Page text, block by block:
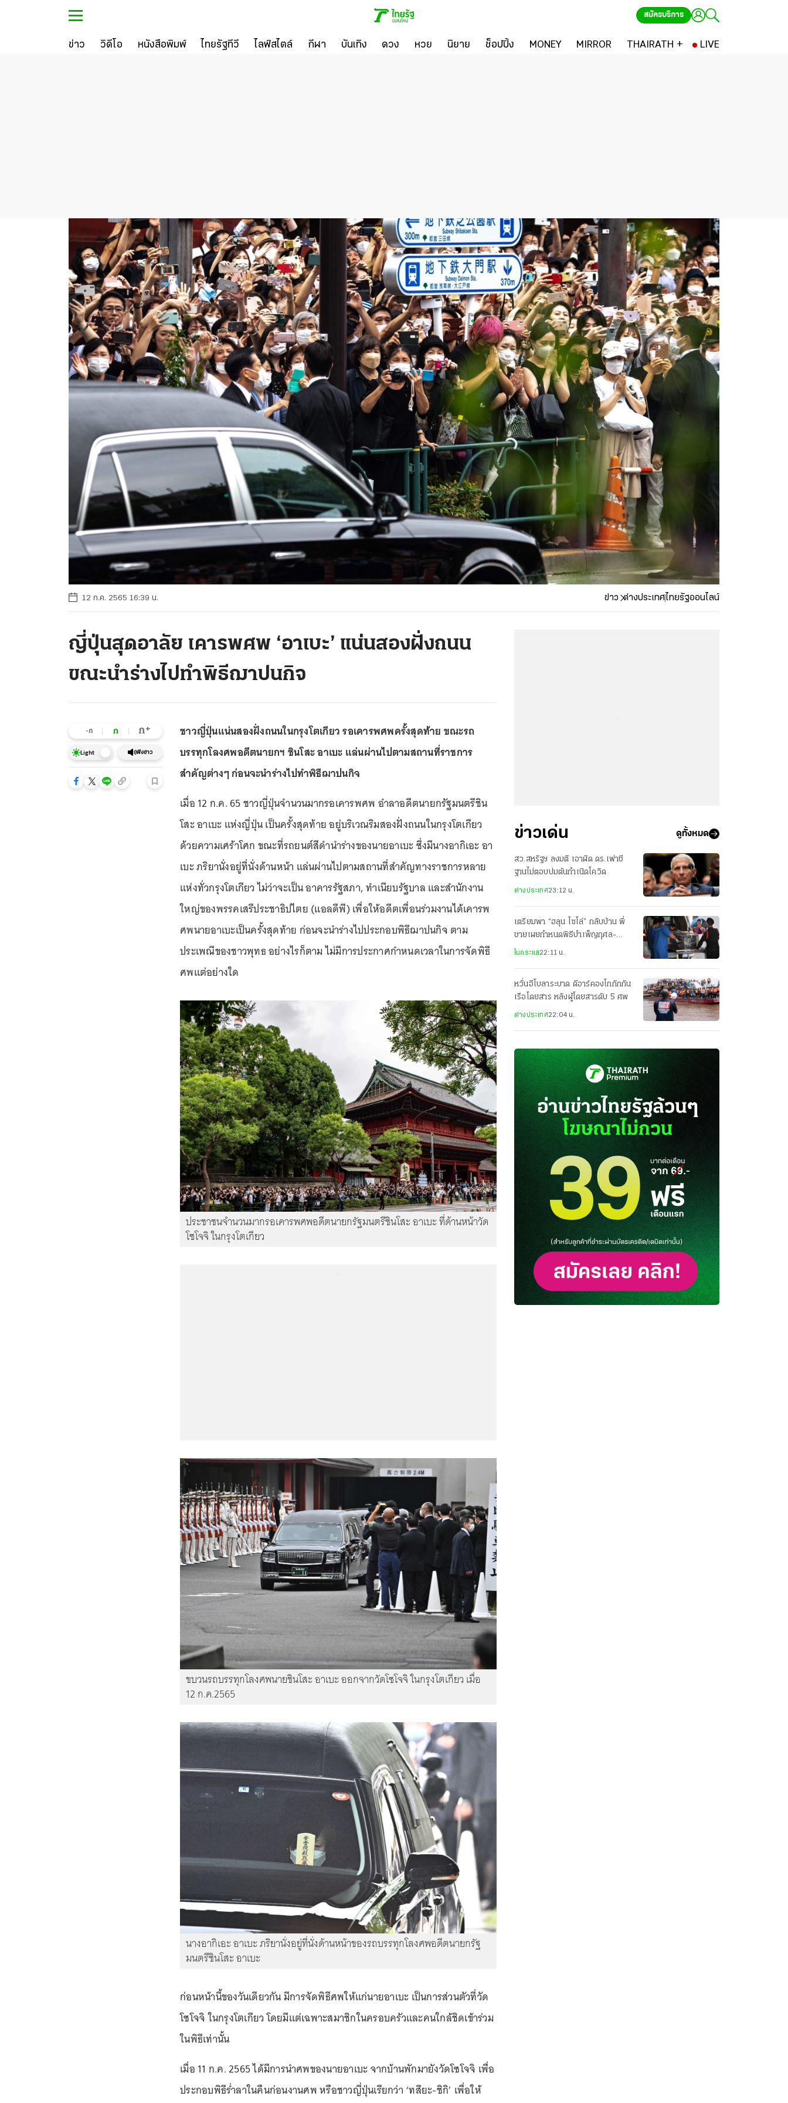
สมัครบริการ
ข่าว วิดีโอ หนังสือพิมพ์ ไทยรัฐทีวี ไลฟ์สไตล์ กีฬา บันเทิง ดวง หวย นิยาย ช็อปปิ้ง MONEY MIRROR THAIRATH + LIVE
12 ก.ค. 2565 16:39 น. ข่าว ต่างประเทศไทยรัฐออนไลน์
ญี่ปุ่นสุดอาลัย เคารพศพ ‘อาเบะ’ แน่นสองฝั่งถนน
ขณะนำร่างไปทำพิธีฌาปนกิจ
-ก ก ก+
Light ฟังข่าว
ชาวญี่ปุ่นแน่นสองฝั่งถนนในกรุงโตเกียว รอเคารพศพครั้งสุดท้าย ขณะรถ
บรรทุกโลงศพอดีตนายกฯ ชินโสะ อาเบะ แล่นผ่านไปตามสถานที่ราชการ
สำคัญต่างๆ ก่อนจะนำร่างไปทำพิธีฌาปนกิจ
เมื่อ 12 ก.ค. 65 ชาวญี่ปุ่นจำนวนมากรอเคารพศพ อำลาอดีตนายกรัฐมนตรีชิน
โสะ อาเบะ แห่งญี่ปุ่น เป็นครั้งสุดท้าย อยู่บริเวณริมสองฝั่งถนนในกรุงโตเกียว
ด้วยความเศร้าโศก ขณะที่รถยนต์สีดำนำร่างของนายอาเบะ ซึ่งมีนางอากิเอะ อา
เบะ ภริยานั่งอยู่ที่นั่งด้านหน้า แล่นผ่านไปตามสถานที่สำคัญทางราชการหลาย
แห่งทั่วกรุงโตเกียว ไม่ว่าจะเป็น อาคารรัฐสภา, ทำเนียบรัฐบาล และสำนักงาน
ใหญ่ของพรรคเสรีประชาธิปไตย (แอลดีพี) เพื่อให้อดีตเพื่อนร่วมงานได้เคารพ
ศพนายอาเบะเป็นครั้งสุดท้าย ก่อนจะนำร่างไปประกอบพิธีฌาปนกิจ ตาม
ประเพณีของชาวพุทธ อย่างไรก็ตาม ไม่มีการประกาศกำหนดเวลาในการจัดพิธี
ศพแต่อย่างใด
ประชาชนจำนวนมากรอเคารพศพอดีตนายกรัฐมนตรีชินโสะ อาเบะ ที่ด้านหน้าวัด
โซโจจิ ในกรุงโตเกียว
ขบวนรถบรรทุกโลงศพนายชินโสะ อาเบะ ออกจากวัดโซโจจิ ในกรุงโตเกียว เมื่อ
12 ก.ค.2565
นางอากิเอะ อาเบะ ภริยานั่งอยู่ที่นั่งด้านหน้าของรถบรรทุกโลงศพอดีตนายกรัฐ
มนตรีชินโสะ อาเบะ
ก่อนหน้านี้ของวันเดียวกัน มีการจัดพิธีศพให้แก่นายอาเบะ เป็นการส่วนตัวที่วัด
โซโจจิ ในกรุงโตเกียว โดยมีแต่เฉพาะสมาชิกในครอบครัวและคนใกล้ชิดเข้าร่วม
ในพิธีเท่านั้น
เมื่อ 11 ก.ค. 2565 ได้มีการนำศพของนายอาเบะ จากบ้านพักมายังวัดโซโจจิ เพื่อ
ประกอบพิธีร่ำลาในคืนก่อนงานศพ หรือชาวญี่ปุ่นเรียกว่า ‘ทสึยะ-ชิกิ’ เพื่อให้
ข่าวเด่น ดูทั้งหมด
สว.สหรัฐฯ ลงมติ เอาผิด ดร.เฟาชี
ฐานไม่ตอบปมต้นกำเนิดโควิด
ต่างประเทศ23:12 น.
เตรียมพา “ฮลุน โซโล่” กลับบ้าน พี่
ชายเผยกำหนดพิธีบำเพ็ญกุศล-
ฌาปนกิจศพ
ในกระแส22:11 น.
หวั่นอีโบลาระบาด ดีอาร์คองโกกักกัน
เรือโดยสาร หลังผู้โดยสารดับ 5 ศพ
ต่างประเทศ22:04 น.